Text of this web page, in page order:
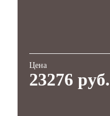
Цена
23276 руб.